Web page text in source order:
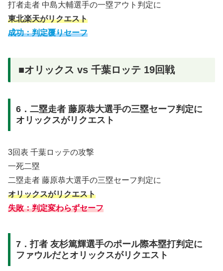
打者走者 中島大輔選手の一塁アウト判定に
東北楽天がリクエスト
成功：判定覆りセーフ
■オリックス vs 千葉ロッテ 19回戦
6．二塁走者 藤原恭大選手の三塁セーフ判定に
オリックスがリクエスト
3回表 千葉ロッテの攻撃
一死二塁
二塁走者 藤原恭大選手の三塁セーフ判定に
オリックスがリクエスト
失敗：判定変わらずセーフ
7．打者 友杉篤輝選手のポール際本塁打判定に
ファウルだとオリックスがリクエスト